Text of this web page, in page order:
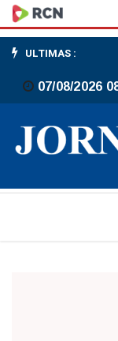
Os
King
Kong
nas
telas
ULTIMAS :
07/08/2026